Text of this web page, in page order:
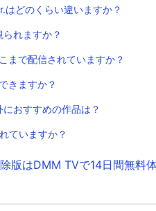
どのくらい違いますか？
れますか？
まで配信されていますか？
きますか？
おすすめの作品は？
ていますか？
版はDMM TVで14日間無料